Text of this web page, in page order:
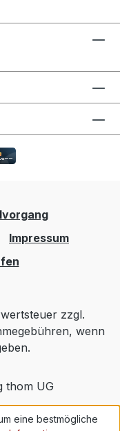
Impressum
zzgl.
wenn
thom UG
eine bestmögliche